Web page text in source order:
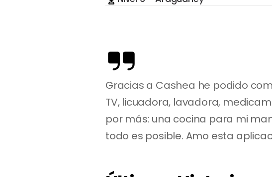
Gracias a Cashea he podido
TV, licuadora, lavadora,
por más: una cocina para mi
todo es posible. Amo esta